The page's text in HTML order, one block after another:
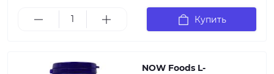
Купить
NOW Foods L-